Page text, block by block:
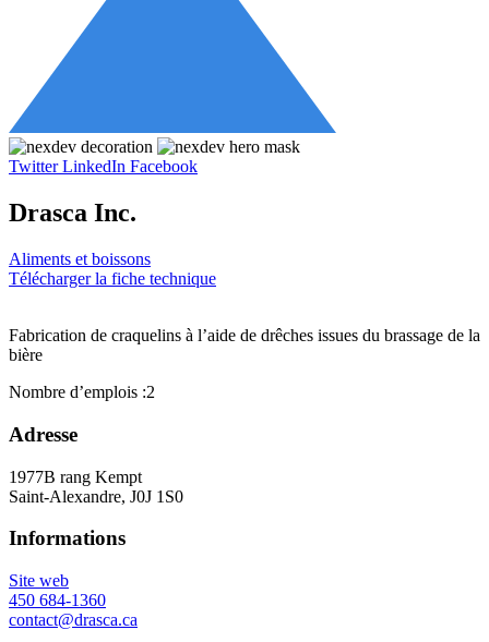
Twitter LinkedIn Facebook
Drasca Inc.
Aliments et boissons
Télécharger la fiche technique
Fabrication de craquelins à l’aide de drêches issues du brassage de la
bière
Nombre d’emplois :2
Adresse
1977B rang Kempt
Saint-Alexandre, J0J 1S0
Informations
Site web
450 684-1360
contact@drasca.ca